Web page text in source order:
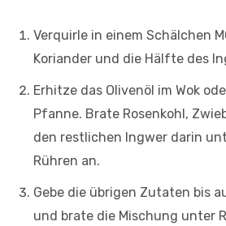
Verquirle in einem Schälchen
Koriander und die Hälfte des
Erhitze das Olivenöl im Wok
Pfanne. Brate Rosenkohl,
den restlichen Ingwer darin
Rühren an.
Gebe die übrigen Zutaten bis
und brate die Mischung unter